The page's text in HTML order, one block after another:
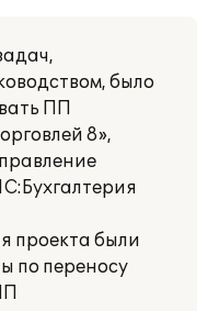
было
ПП
8»,
проекта были
по переносу